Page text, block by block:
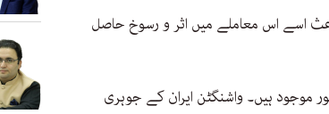
اسے اس معاملے میں اثر و رسوخ حاصل
موجود ہیں۔ واشنگٹن ایران کے جوہری